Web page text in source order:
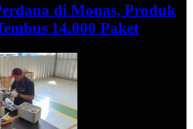
di Monas, Produk
14.000 Paket